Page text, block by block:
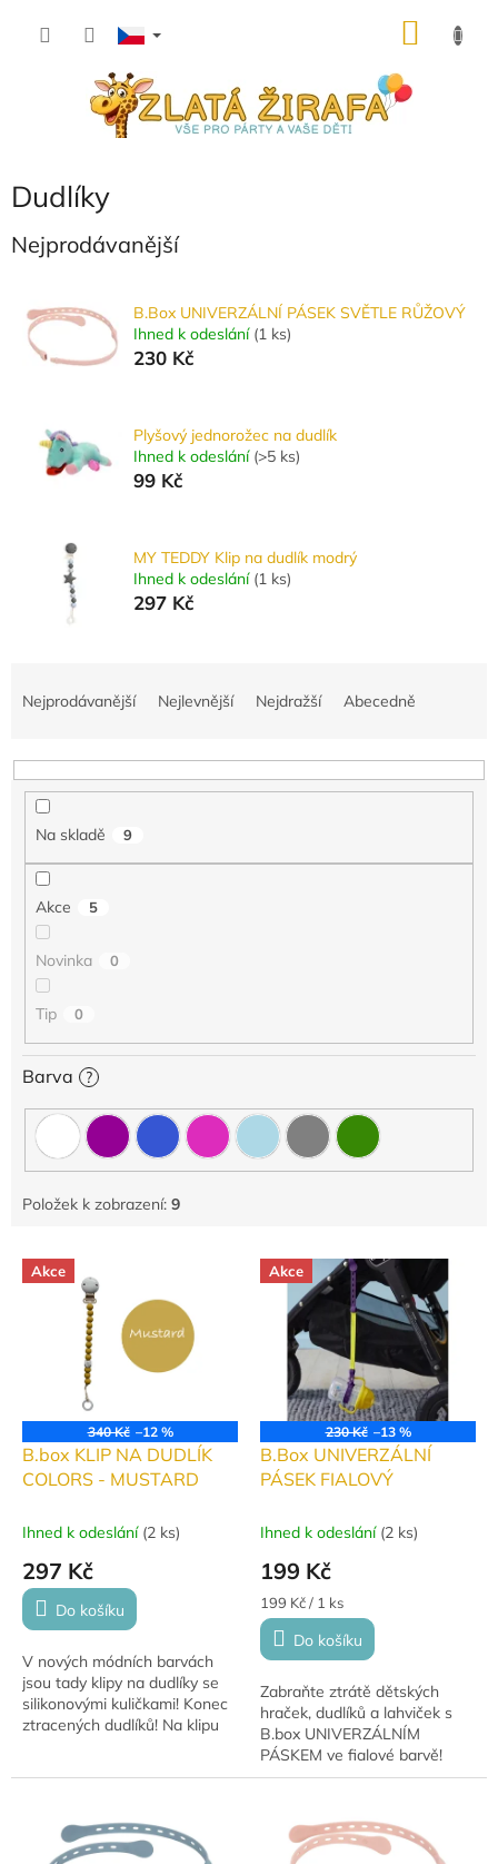
Dudlíky
Nejprodávanější
B.Box UNIVERZÁLNÍ PÁSEK SVĚTLE RŮŽOVÝ
Ihned k odeslání (1 ks)
230 Kč
Plyšový jednorožec na dudlík
Ihned k odeslání (>5 ks)
99 Kč
MY TEDDY Klip na dudlík modrý
Ihned k odeslání (1 ks)
297 Kč
n
Nejprodávanější Nejlevnější Nejdražší Abecedně
Na skladě 9
Akce 5
Novinka 0
Tip 0
Barva ?
Položek k zobrazení: 9
V Akce
340 Kč –12 %
B.box KLIP NA DUDLÍK
COLORS - MUSTARD
Ihned k odeslání (2 ks)
297 Kč
Do košíku
V nových módních barvách
jsou tady klipy na dudlíky se
silikonovými kuličkami! Konec
ztracených dudlíků! Na klipu
Akce
230 Kč –13 %
B.Box UNIVERZÁLNÍ
PÁSEK FIALOVÝ
Ihned k odeslání (2 ks)
199 Kč
Měrná
cena:
199 Kč / 1 ks
Do košíku
Zabraňte ztrátě dětských
hraček, dudlíků a lahviček s
B.box UNIVERZÁLNÍM
PÁSKEM ve fialové barvě!
Tento nastavitelný pásek je
nezbytnosti a lze ho...